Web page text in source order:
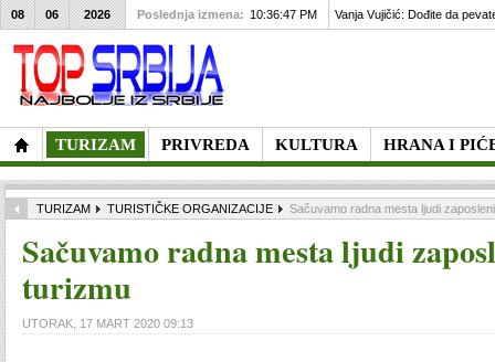
TURIZAM PRIVREDA KULTURA HRANA I
08 06 2026 Poslednja izmena: 10:36:47 PM Vanja Vujičić: Dođite da
TURIZAM TURISTIČKE ORGANIZACIJE Sačuvamo radna mesta ljudi
Sačuvamo radna mesta ljudi
turizmu
UTORAK, 17 MART 2020 09:13